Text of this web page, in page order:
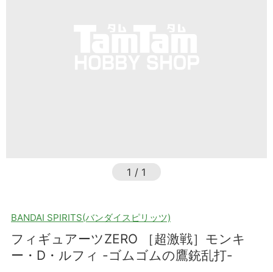
1 / 1
BANDAI SPIRITS(バンダイスピリッツ)
フィギュアーツZERO ［超激戦］モンキ
ー・D・ルフィ -ゴムゴムの鷹銃乱打-